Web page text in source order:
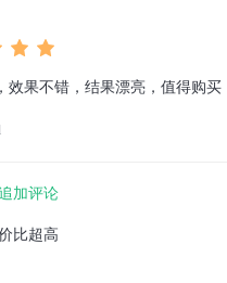
效果不错，结果漂亮，值得购买
加评论
比超高